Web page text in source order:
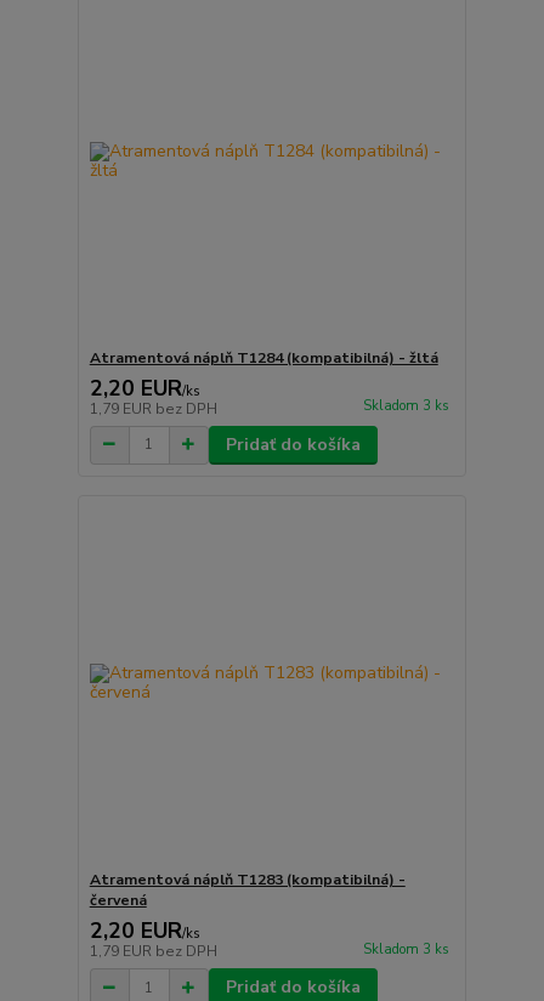
Atramentová náplň T1284 (kompatibilná) - žltá
2,20 EUR/ks
1,79 EUR bez DPH Skladom 3 ks
Pridať do košíka
Atramentová náplň T1283 (kompatibilná) -
červená
2,20 EUR/ks
1,79 EUR bez DPH Skladom 3 ks
Pridať do košíka